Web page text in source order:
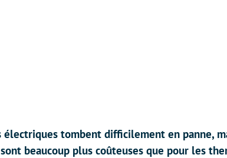
électriques tombent difficilement en panne,
beaucoup plus coûteuses que pour les